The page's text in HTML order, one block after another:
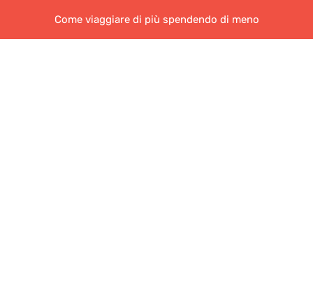
Come viaggiare di più spendendo di meno